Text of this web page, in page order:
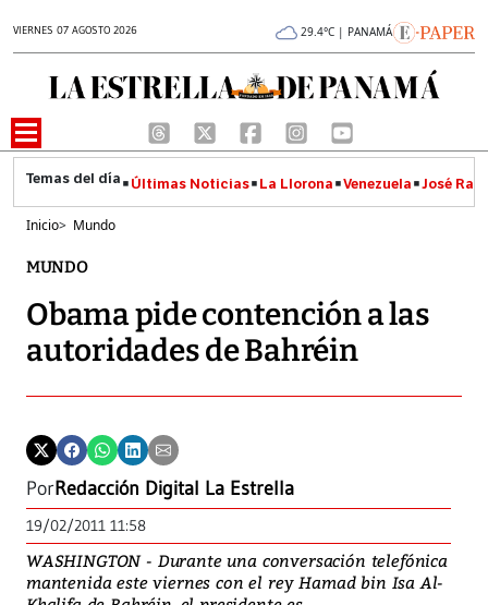
VIERNES 07 AGOSTO 2026 29.4°C | PANAMÁ
Últimas Noticias La Llorona Venezuela José
Inicio> Mundo
MUNDO
Obama pide contención a las
autoridades de Bahréin
PorRedacción Digital La Estrella
19/02/2011 11:58
WASHINGTON - Durante una conversación telefónica
mantenida este viernes con el rey Hamad bin Isa Al-